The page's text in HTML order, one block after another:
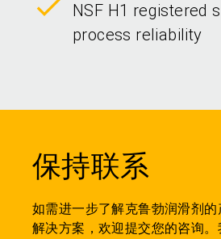
NSF H1 registered
process reliability
保持联系
如需进一步了解克鲁勃润滑剂
解决方案，欢迎提交您的咨询